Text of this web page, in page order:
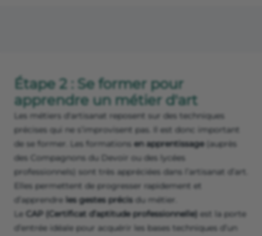
Étape 2 : Se former pour
apprendre un métier d'art
Les métiers d'artisanat reposent sur des techniques
précises qui ne s’improvisent pas. Il est donc important
de se former. Les formations en apprentissage (auprès
des Compagnons du Devoir ou des lycées
professionnels) sont très appréciées dans l’artisanat d’art.
Elles permettent de progresser rapidement et
d’apprendre les gestes précis du métier.
Le
CAP (Certificat d’aptitude professionnelle) est la porte
d’entrée idéale pour acquérir les bases techniques d’un